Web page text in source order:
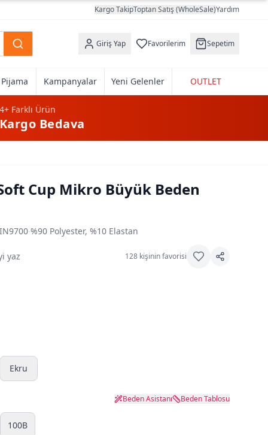
Kargo TakipToptan Satış (WholeSale)Yardım
Giriş Yap Favorilerim Sepetim
Pijama Kampanyalar Yeni Gelenler OUTLET
4+Farklı Ürün
Bedava
Cup Mikro Büyük Beden
·%90 Polyester, %10 Elastan
yaz 128 kişinin favorisi
Ekru
Beden Asistanı Beden Tablosu
100B